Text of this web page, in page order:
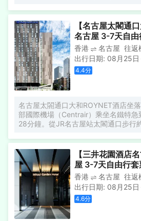
造的客房空間寬敞，配有現代化的裝
以及其他設施。WiFi 和 LAN 網路在
【名古屋太閣通
名古屋 3-7天
香港 名古屋 往返
出行日期: 08月25日
4.4分
名古屋太閤通口大和ROYNET酒店坐
部國際機場（Centrair）乘坐名鐵特急
28分鐘。從JR名古屋站太閣通口步行
Spiral Towers和Midland Square不到
酒店距離名古屋城 3.5 公里，距離日
客人可使用免費 WiFi和自動售貨機。
和ROYNET酒店的客人可以在酒店一
餐。 酒店還提供雜貨店/便利店。 自
10：00 AM 之間提供。設施包括乾洗/
台服務和多種語言的服務。 酒店內提
酒店有 272 間客房，配備冰箱和液晶
的感覺。 免費提供有線和無線上網以
【三井花園酒店
屋 3-7天自由行
香港 名古屋 往返
出行日期: 08月25日
4.6分